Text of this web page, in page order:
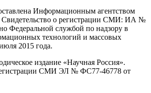
Информационным агентством
Свидетельство о регистрации СМИ: ИА №
Федеральной службой по надзору в
технологий и массовых
2015 года.
издание «Научная Россия».
СМИ ЭЛ № ФС77-46778 от